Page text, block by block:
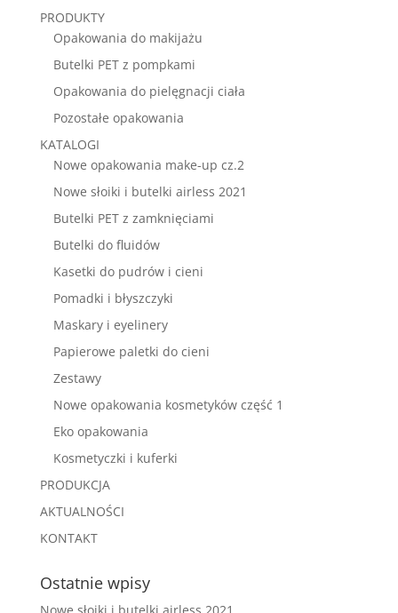
PRODUKTY
Opakowania do makijażu
Butelki PET z pompkami
Opakowania do pielęgnacji ciała
Pozostałe opakowania
KATALOGI
Nowe opakowania make-up cz.2
Nowe słoiki i butelki airless 2021
Butelki PET z zamknięciami
Butelki do fluidów
Kasetki do pudrów i cieni
Pomadki i błyszczyki
Maskary i eyelinery
Papierowe paletki do cieni
Zestawy
Nowe opakowania kosmetyków część 1
Eko opakowania
Kosmetyczki i kuferki
PRODUKCJA
AKTUALNOŚCI
KONTAKT
Ostatnie wpisy